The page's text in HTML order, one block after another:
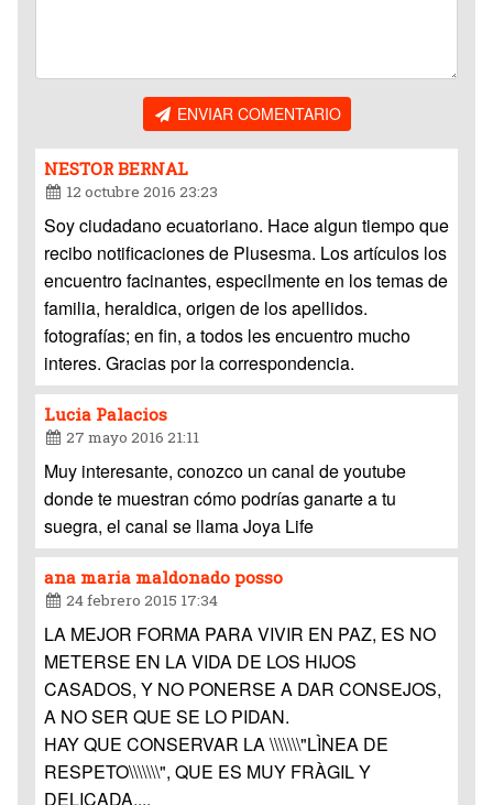
ENVIAR COMENTARIO
NESTOR BERNAL
12 octubre 2016 23:23
Soy ciudadano ecuatoriano. Hace algun tiempo que
recibo notificaciones de Plusesma. Los artículos los
encuentro facinantes, especilmente en los temas de
familia, heraldica, origen de los apellidos.
fotografías; en fin, a todos les encuentro mucho
interes. Gracias por la correspondencia.
Lucia Palacios
27 mayo 2016 21:11
Muy interesante, conozco un canal de youtube
donde te muestran cómo podrías ganarte a tu
suegra, el canal se llama Joya Life
ana maria maldonado posso
24 febrero 2015 17:34
LA MEJOR FORMA PARA VIVIR EN PAZ, ES NO
METERSE EN LA VIDA DE LOS HIJOS
CASADOS, Y NO PONERSE A DAR CONSEJOS,
A NO SER QUE SE LO PIDAN.
HAY QUE CONSERVAR LA \\\\\\\"LÌNEA DE
RESPETO\\\\\\\", QUE ES MUY FRÀGIL Y
DELICADA,,,,